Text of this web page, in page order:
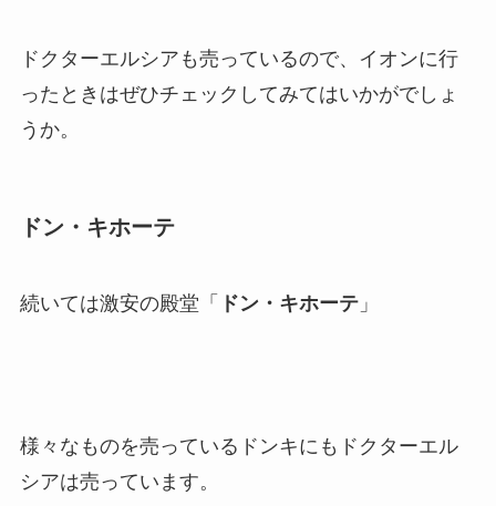
ドクターエルシアも売っているので、イオンに行
ったときはぜひチェックしてみてはいかがでしょ
うか。
ドン・キホーテ
続いては激安の殿堂「 ドン・キホーテ」
様々なものを売っているドンキにもドクターエル
シアは売っています。